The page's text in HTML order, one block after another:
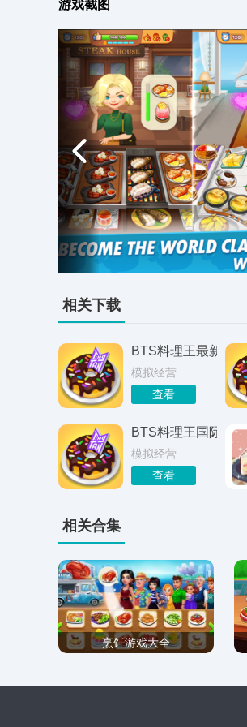
游戏截图
相关下载
BTS料理王最新版
模拟经营
查看
BTS料理王国际服
模拟经营
查看
相关合集
烹饪游戏大全